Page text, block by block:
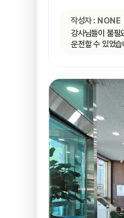
작성자 : NONE
강사님들이 불필
운전할 수 있었